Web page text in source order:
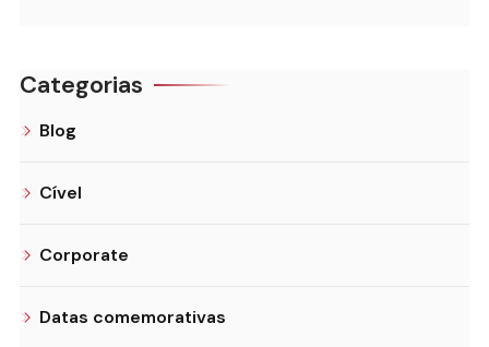
Categorias
Blog
Cível
Corporate
Datas comemorativas